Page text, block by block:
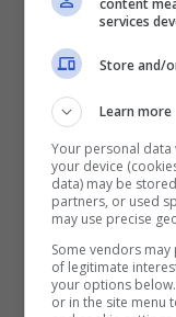
Sgarbi
su De
Ravello,
Un rapporto
Tanto è vero
services
Store and/
Learn more
Your personal
your device
data) may be
partners, or used
may use precise
Some vendors
of legitimate
your options
or in the site menu